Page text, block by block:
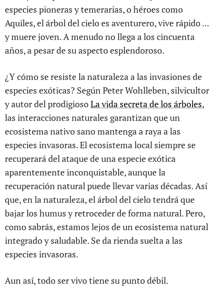
especies pioneras y temerarias, o héroes como
Aquiles, el árbol del cielo es aventurero, vive rápido ...
y muere joven. A menudo no llega a los cincuenta
años, a pesar de su aspecto esplendoroso.
¿Y cómo se resiste la naturaleza a las invasiones de
especies exóticas? Según Peter Wohlleben, silvicultor
y autor del prodigiosoLa vida secreta de los árboles,
las interacciones naturales garantizan que un
ecosistema nativo sano mantenga a raya a las
especies invasoras. El ecosistema local siempre se
recuperará del ataque de una especie exótica
aparentemente inconquistable, aunque la
recuperación natural puede llevar varias décadas. Así
que, en la naturaleza, el árbol del cielo tendrá que
bajar los humus y retroceder de forma natural. Pero,
como sabrás, estamos lejos de un ecosistema natural
integrado y saludable. Se da rienda suelta a las
especies invasoras.
Aun así, todo ser vivo tiene su punto débil.